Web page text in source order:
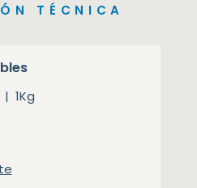
TÉCNICA
1Kg